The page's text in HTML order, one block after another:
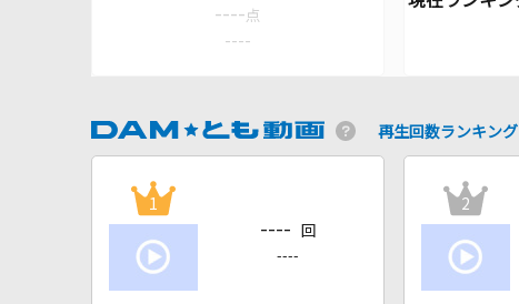
---- 点
----
再生回数ランキング
1
---- 回
----
2